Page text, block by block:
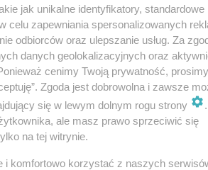
Blogi
jak unikalne identyfikatory, standardowe
celu zapewniania spersonalizowanych
odbiorców oraz ulepszanie usług. Za
danych geolokalizacyjnych oraz
cenimy Twoją prywatność,
Zgoda jest dobrowolna i zawsze
się w lewym dolnym rogu strony
.
ale masz prawo sprzeciwić się
na tej witrynie.
i komfortowo korzystać z naszych